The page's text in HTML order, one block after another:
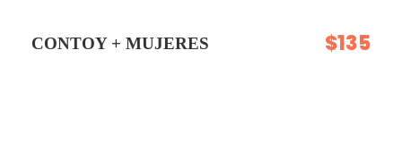
CONTOY + MUJERES $135